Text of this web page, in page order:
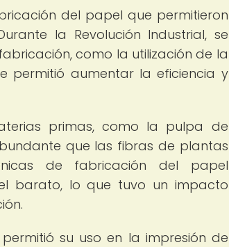
del papel que permitieron
la Revolución Industrial, se
como la utilización de la
permitió aumentar la eficiencia y
primas, como la pulpa de
que las fibras de plantas
de fabricación del papel
barato, lo que tuvo un impacto
su uso en la impresión de